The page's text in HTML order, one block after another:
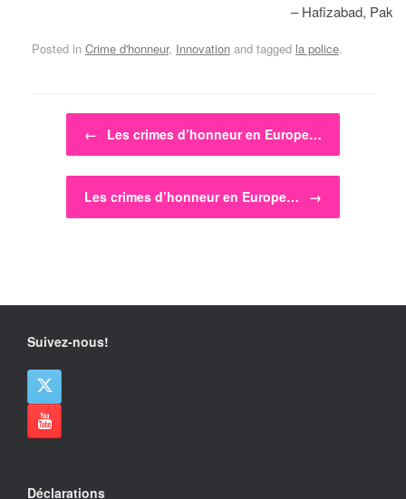
– Hafizabad,
Posted in Crime d'honneur, Innovation and tagged la police.
Post navigation
← Les crimes d’honneur en Europe…
Les crimes d’honneur en Europe… →
Suivez-nous!
Déclarations